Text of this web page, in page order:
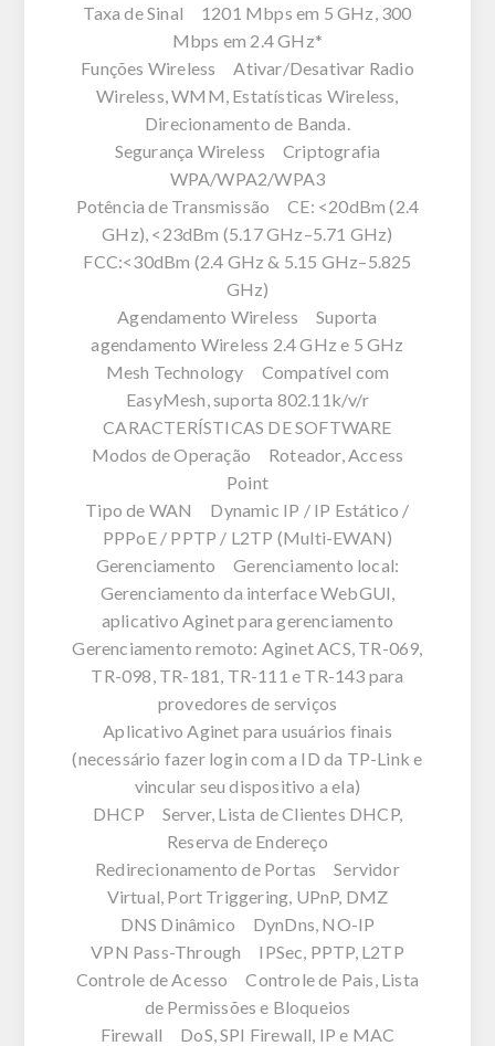
Taxa de Sinal 1201 Mbps em 5 GHz, 300
Mbps em 2.4 GHz*
Funções Wireless Ativar/Desativar Radio
Wireless, WMM, Estatísticas Wireless,
Direcionamento de Banda.
Segurança Wireless Criptografia
WPA/WPA2/WPA3
Potência de Transmissão CE: <20dBm (2.4
GHz), <23dBm (5.17 GHz–5.71 GHz)
FCC:<30dBm (2.4 GHz & 5.15 GHz–5.825
GHz)
Agendamento Wireless Suporta
agendamento Wireless 2.4 GHz e 5 GHz
Mesh Technology Compatível com
EasyMesh, suporta 802.11k/v/r
CARACTERÍSTICAS DE SOFTWARE
Modos de Operação Roteador, Access
Point
Tipo de WAN Dynamic IP / IP Estático /
PPPoE / PPTP / L2TP (Multi-EWAN)
Gerenciamento Gerenciamento local:
Gerenciamento da interface WebGUI,
aplicativo Aginet para gerenciamento
Gerenciamento remoto: Aginet ACS, TR-069,
TR-098, TR-181, TR-111 e TR-143 para
provedores de serviços
Aplicativo Aginet para usuários finais
(necessário fazer login com a ID da TP-Link e
vincular seu dispositivo a ela)
DHCP Server, Lista de Clientes DHCP,
Reserva de Endereço
Redirecionamento de Portas Servidor
Virtual, Port Triggering, UPnP, DMZ
DNS Dinâmico DynDns, NO-IP
VPN Pass-Through IPSec, PPTP, L2TP
Controle de Acesso Controle de Pais, Lista
de Permissões e Bloqueios
Firewall DoS, SPI Firewall, IP e MAC